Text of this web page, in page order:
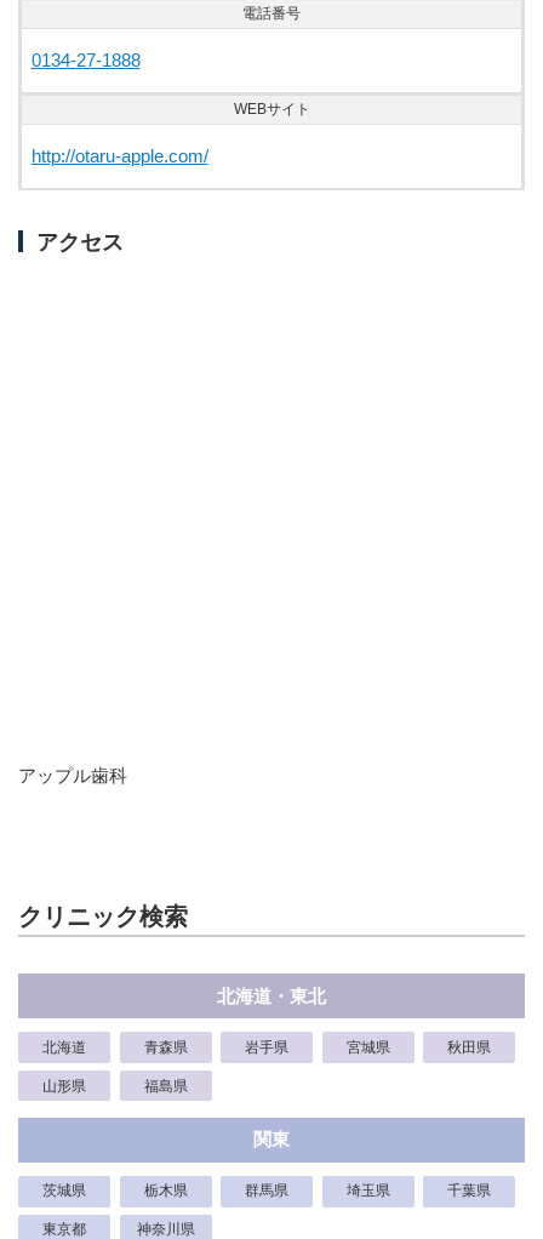
電話番号
0134-27-1888
WEBサイト
http://otaru-apple.com/
アクセス
アップル歯科
クリニック検索
北海道・東北
北海道 青森県 岩手県 宮城県 秋田県
山形県 福島県
関東
茨城県 栃木県 群馬県 埼玉県 千葉県
東京都 神奈川県